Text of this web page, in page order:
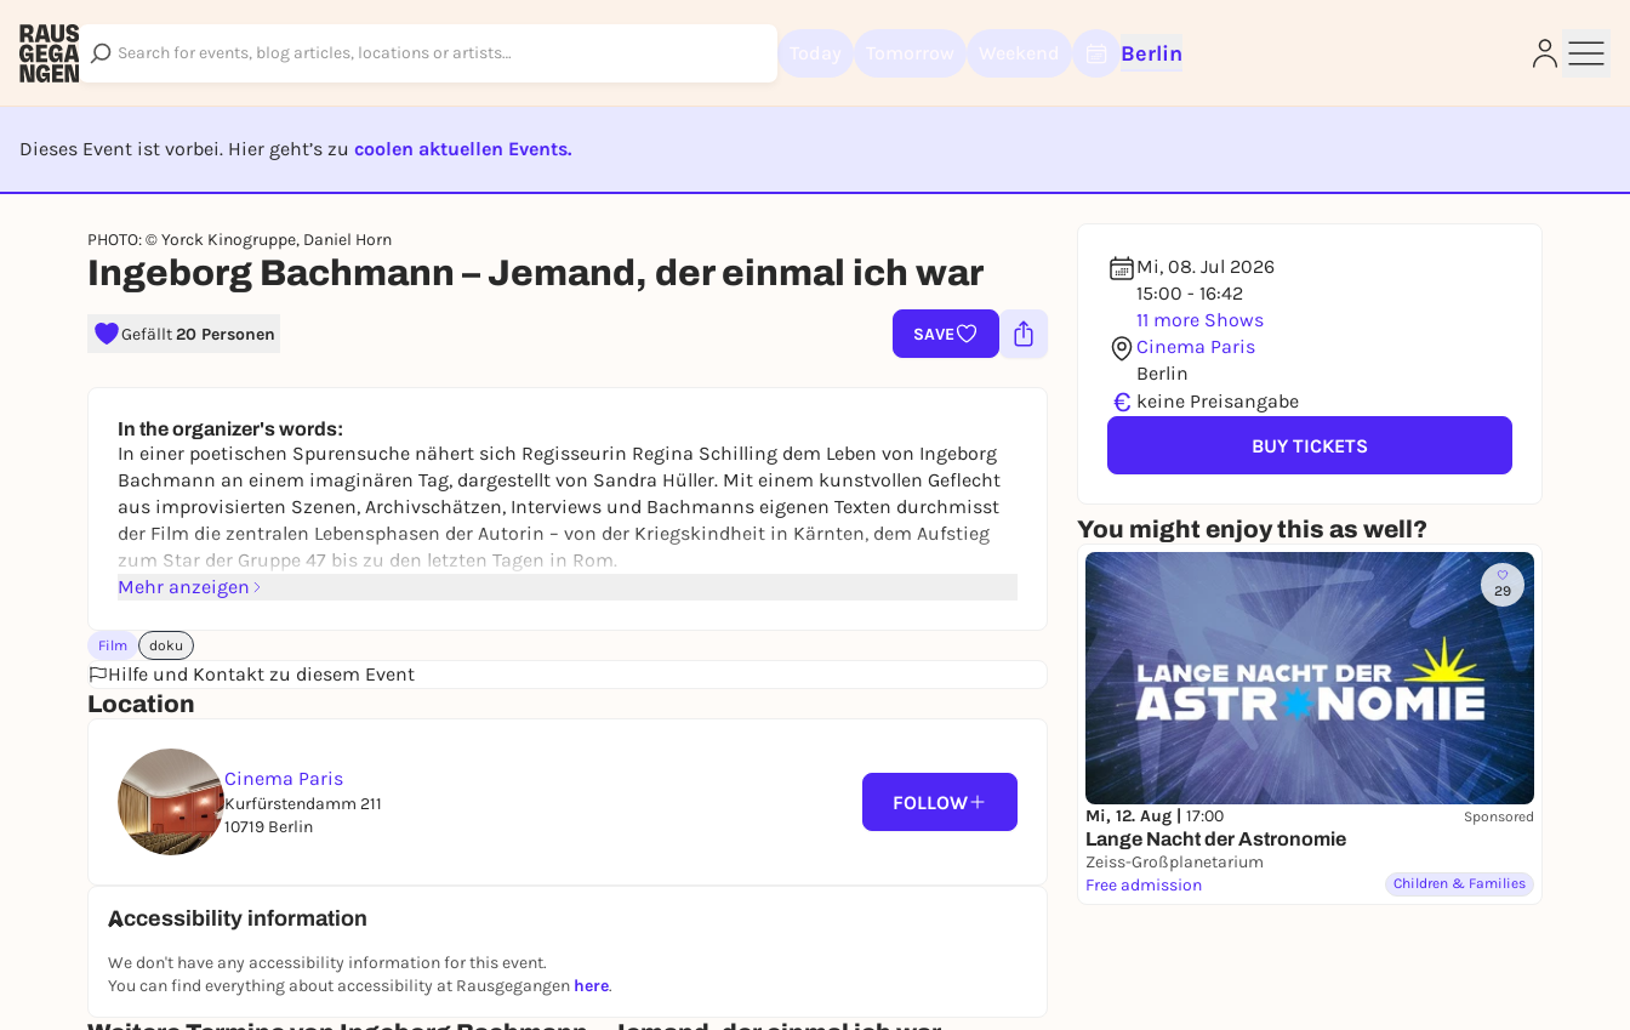
Berlin
Dieses Event ist vorbei. Hier geht’s zu coolen aktuellen Events.
PHOTO: © Yorck Kinogruppe, Daniel Horn
Ingeborg Bachmann – Jemand, der einmal ich war
Gefällt20 Personen SAVE
Mi, 08. Jul 2026
15:00 - 16:42
11 more Shows
Cinema Paris
Berlin
€ keine Preisangabe
BUY TICKETS
You might enjoy this as well?
29
Mi, 12. Aug | 17:00 Sponsored
Lange Nacht der Astronomie
Zeiss-Großplanetarium
Free admission
Children & Families
In the organizer's words:
In einer poetischen Spurensuche nähert sich Regisseurin Regina Schilling dem Leben von Ingeborg
Bachmann an einem imaginären Tag, dargestellt von Sandra Hüller. Mit einem kunstvollen Geflecht
aus improvisierten Szenen, Archivschätzen, Interviews und Bachmanns eigenen Texten durchmisst
der Film die zentralen Lebensphasen der Autorin – von der Kriegskindheit in Kärnten, dem Aufstieg
zum Star der Gruppe 47 bis zu den letzten Tagen in Rom.
Mehr anzeigen
Film doku
Hilfe und Kontakt zu diesem Event
Location
Cinema Paris
Kurfürstendamm 211
10719 Berlin
FOLLOW
Accessibility information
We don't have any accessibility information for this event.
You can find everything about accessibility at Rausgegangen here.
Sign up for free and get started right away
REGISTER FOR FREE NOW
Log in now